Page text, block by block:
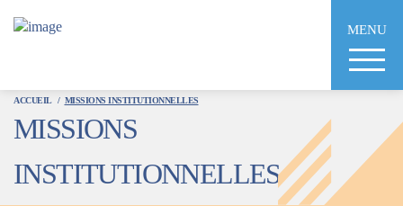
MENU
ACCUEIL MISSIONS INSTITUTIONNELLES
MISSIONS
INSTITUTIONNELLES